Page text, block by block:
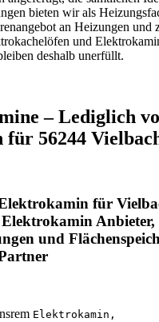
bieten wir als
an Heizungen und
und
deshalb unerfüllt.
– Lediglich
für 56244
für
und
Elektrokamin,